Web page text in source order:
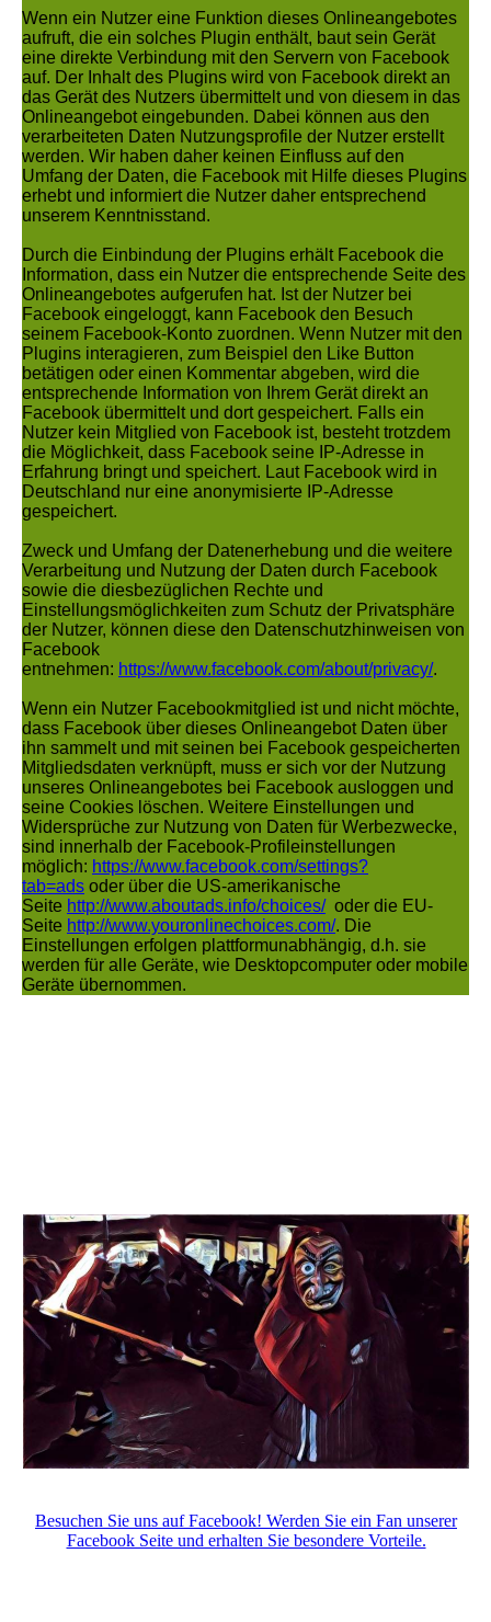
Wenn ein Nutzer eine Funktion dieses Onlineangebotes
aufruft, die ein solches Plugin enthält, baut sein Gerät
eine direkte Verbindung mit den Servern von Facebook
auf. Der Inhalt des Plugins wird von Facebook direkt an
das Gerät des Nutzers übermittelt und von diesem in das
Onlineangebot eingebunden. Dabei können aus den
verarbeiteten Daten Nutzungsprofile der Nutzer erstellt
werden. Wir haben daher keinen Einfluss auf den
Umfang der Daten, die Facebook mit Hilfe dieses Plugins
erhebt und informiert die Nutzer daher entsprechend
unserem Kenntnisstand.
Durch die Einbindung der Plugins erhält Facebook die
Information, dass ein Nutzer die entsprechende Seite des
Onlineangebotes aufgerufen hat. Ist der Nutzer bei
Facebook eingeloggt, kann Facebook den Besuch
seinem Facebook-Konto zuordnen. Wenn Nutzer mit den
Plugins interagieren, zum Beispiel den Like Button
betätigen oder einen Kommentar abgeben, wird die
entsprechende Information von Ihrem Gerät direkt an
Facebook übermittelt und dort gespeichert. Falls ein
Nutzer kein Mitglied von Facebook ist, besteht trotzdem
die Möglichkeit, dass Facebook seine IP-Adresse in
Erfahrung bringt und speichert. Laut Facebook wird in
Deutschland nur eine anonymisierte IP-Adresse
gespeichert.
Zweck und Umfang der Datenerhebung und die weitere
Verarbeitung und Nutzung der Daten durch Facebook
sowie die diesbezüglichen Rechte und
Einstellungsmöglichkeiten zum Schutz der Privatsphäre
der Nutzer, können diese den Datenschutzhinweisen von
Facebook
entnehmen: https://www.facebook.com/about/privacy/.
Wenn ein Nutzer Facebookmitglied ist und nicht möchte,
dass Facebook über dieses Onlineangebot Daten über
ihn sammelt und mit seinen bei Facebook gespeicherten
Mitgliedsdaten verknüpft, muss er sich vor der Nutzung
unseres Onlineangebotes bei Facebook ausloggen und
seine Cookies löschen. Weitere Einstellungen und
Widersprüche zur Nutzung von Daten für Werbezwecke,
sind innerhalb der Facebook-Profileinstellungen
möglich: https://www.facebook.com/settings?
tab=ads oder über die US-amerikanische
Seite http://www.aboutads.info/choices/oder die EU-
Seite http://www.youronlinechoices.com/. Die
Einstellungen erfolgen plattformunabhängig, d.h. sie
werden für alle Geräte, wie Desktopcomputer oder mobile
Geräte übernommen.
Besuchen Sie uns auf Facebook! Werden Sie ein Fan unserer
Facebook Seite und erhalten Sie besondere Vorteile.